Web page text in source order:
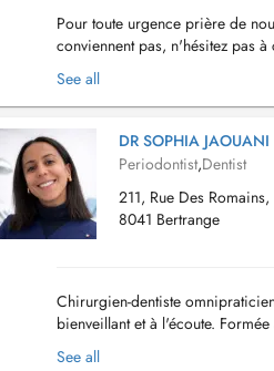
Pour toute urgence prière de
conviennent pas, n'hésitez pas
See all
DR SOPHIA JAOUANI
Periodontist,Dentist
211, Rue Des
8041 Bertrange
Chirurgien-dentiste
bienveillant et à l'écoute.
soins sereins et sans stress.
See all